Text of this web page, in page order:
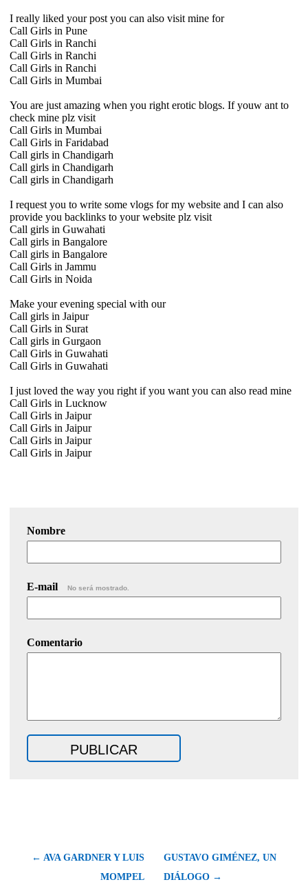
I really liked your post you can also visit mine for
Call Girls in Pune
Call Girls in Ranchi
Call Girls in Ranchi
Call Girls in Ranchi
Call Girls in Mumbai
You are just amazing when you right erotic blogs. If youw ant to
check mine plz visit
Call Girls in Mumbai
Call Girls in Faridabad
Call girls in Chandigarh
Call girls in Chandigarh
Call girls in Chandigarh
I request you to write some vlogs for my website and I can also
provide you backlinks to your website plz visit
Call girls in Guwahati
Call girls in Bangalore
Call girls in Bangalore
Call Girls in Jammu
Call Girls in Noida
Make your evening special with our
Call girls in Jaipur
Call Girls in Surat
Call girls in Gurgaon
Call Girls in Guwahati
Call Girls in Guwahati
I just loved the way you right if you want you can also read mine
Call Girls in Lucknow
Call Girls in Jaipur
Call Girls in Jaipur
Call Girls in Jaipur
Call Girls in Jaipur
Nombre
E-mail No será mostrado.
Comentario
← AVA GARDNER Y LUIS
MOMPEL
GUSTAVO GIMÉNEZ, UN
DIÁLOGO →